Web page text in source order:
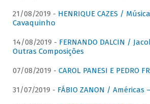
21/08/2019 - HENRIQUE CAZES /
Cavaquinho
14/08/2019 - FERNANDO DALCIN /
Outras Composições
07/08/2019 - CAROL PANESI E PEDRO
31/07/2019 - FÁBIO ZANON / Américas